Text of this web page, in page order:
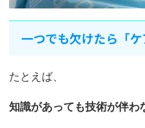
一つでも欠けたら「
たとえば、
知識があっても技術が伴わ